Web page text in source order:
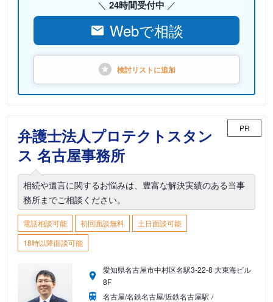
24時間受付中
Webで相談
検討リストに追加
弁護士法人プロテクトスタン
ス 名古屋事務所
PR
相続や遺言に関するお悩みは、豊富な解決実績のある当事
務所までご相談ください。
電話相談可能 初回面談無料
土日面談可能
18時以降面談可能
愛知県名古屋市中村区名駅3-22-8 大東海ビル
8F
名古屋/名鉄名古屋/近鉄名古屋駅